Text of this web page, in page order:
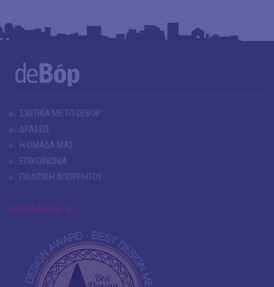
ΣΧΕΤΙΚΑ ΜΕ ΤΟ DEBOP
ΔΡΑΣΕΙΣ
Η ΟΜΑΔΑ ΜΑΣ
ΕΠΙΚΟΙΝΩΝΙΑ
ΠΟΛΙΤΙΚΗ ΑΠΟΡΡΗΤΟΥ
info@debop.gr